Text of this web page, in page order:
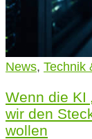
News, Technik
Wenn die KI
wir den
wollen